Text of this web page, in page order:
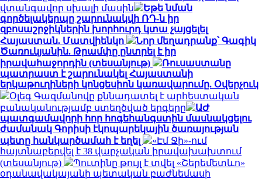
վտանգավոր սխալի մասին
Եթե նման
գործելակերպը շարունակվի ՌԴ-ն իր
զբոսաշրջիկներին խորհուրդ կտա չայցելել
Հայաստան. Մատվիենկո
Նոր մեղադրանք՝ Գագիկ
Ծառուկյանին. Թրամփը ընտրել է իր
իրավահաջորդին (տեսանյութ)
Ռուսաստանը
պատրաստ է շարունակել Հայաստանի
երկաթուղիների կոնցեսիոն կառավարումը. Օվերչուկ
Օլեգ Գազմանովը քննադատել է արհեստական
բանականությամբ ստեղծված երգերը
ԱԺ
պատգամավորի հոր հոգեհանգստին մասնակցելու
ժամանակ Գորիսի էկոպարեկային ծառայության
պետը հանկարծամահ է եղել
«Էմ Ջի»-ում
հայտնաբերվել է 38 վարչական իրավախախտում
(տեսանյութ)
Պուտինը թույլ է տվել «Շերեմետևո»
օդանավակայանի պետական բաժնեմասի